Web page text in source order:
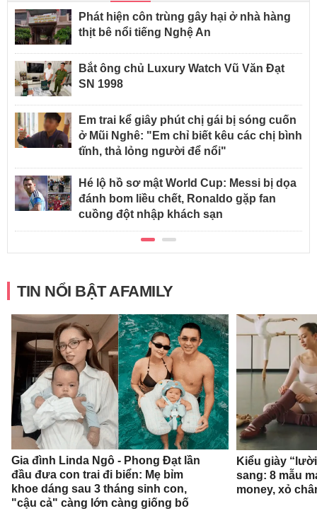
Phát hiện côn trùng gây hại ở nhà hàng
thịt bê nổi tiếng Nghệ An
Bắt ông chủ Luxury Watch Vũ Văn Đạt
SN 1998
Em trai kể giây phút chị gái bị sóng cuốn
ở Mũi Nghê: "Em chỉ biết kêu các chị bình
tĩnh, thả lỏng người để nổi"
Hé lộ hồ sơ mật World Cup: Messi bị dọa
đánh bom liều chết, Ronaldo gặp fan
cuồng đột nhập khách sạn
TIN NỔI BẬT AFAMILY
Gia đình Linda Ngô - Phong Đạt lần
đầu đưa con trai đi biển: Mẹ bỉm
khoe dáng sau 3 tháng sinh con,
"cậu cả" càng lớn càng giống bố
Kiểu giày
sang: 8 mẫu
money, xỏ